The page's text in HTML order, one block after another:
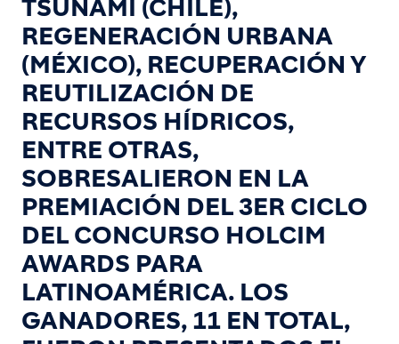
TSUNAMI (CHILE),
REGENERACIÓN URBANA
(MÉXICO), RECUPERACIÓN Y
REUTILIZACIÓN DE
RECURSOS HÍDRICOS,
ENTRE OTRAS,
SOBRESALIERON EN LA
PREMIACIÓN DEL 3ER CICLO
DEL CONCURSO HOLCIM
AWARDS PARA
LATINOAMÉRICA. LOS
GANADORES, 11 EN TOTAL,